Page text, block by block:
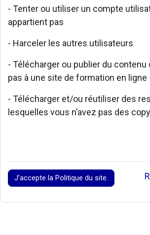
- Tenter ou utiliser un compte
appartient pas
- Harceler les autres utilisateurs
- Télécharger ou publier du
pas à une site de formation en ligne
- Télécharger et/ou réutiliser des
lesquelles vous n’avez pas des
J’accepte la Politique du site.